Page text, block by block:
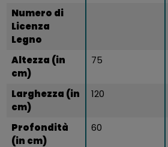
Numero di
Licenza
Legno
Altezza (in
cm)
75
Larghezza (in
cm)
120
Profondità
(in cm)
60